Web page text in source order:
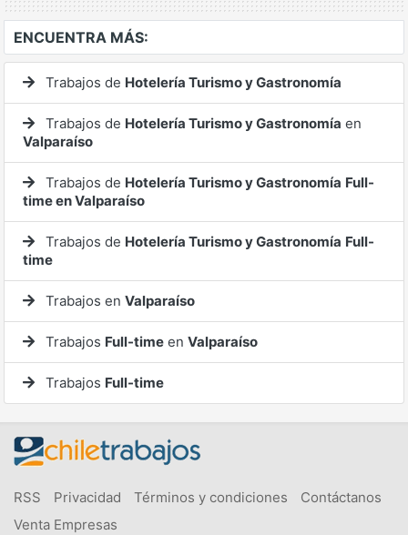
ENCUENTRA MÁS:
Trabajos de Hotelería Turismo y Gastronomía
Trabajos de Hotelería Turismo y Gastronomía en
Valparaíso
Trabajos de Hotelería Turismo y Gastronomía Full-
time en Valparaíso
Trabajos de Hotelería Turismo y Gastronomía Full-
time
Trabajos en Valparaíso
Trabajos Full-time en Valparaíso
Trabajos Full-time
RSS Privacidad Términos y condiciones
Contáctanos
Venta Empresas